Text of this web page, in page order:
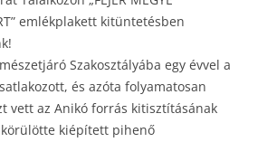
emlékplakett kitüntetésben
Szakosztályába egy évvel a
és azóta folyamatosan
vett az Anikó forrás kitisztításának
kiépített pihenő